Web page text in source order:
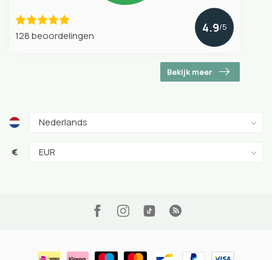
128 beoordelingen
4.9/5
Bekijk meer
€